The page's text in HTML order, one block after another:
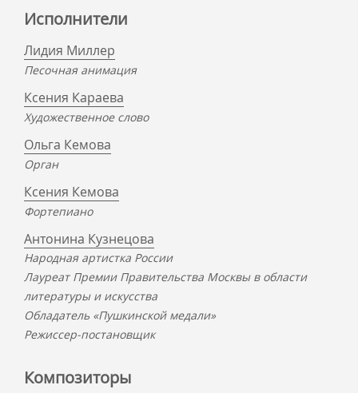
Исполнители
Лидия Миллер
Песочная анимация
Ксения Караева
Художественное слово
Ольга Кемова
Орган
Ксения Кемова
Фортепиано
Антонина Кузнецова
Народная артистка России
Лауреат Премии Правительства Москвы в области
литературы и искусства
Обладатель «Пушкинской медали»
Режиссер-постановщик
Композиторы